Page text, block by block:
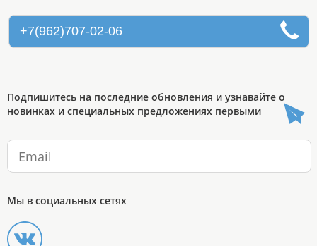
+7(962)707-02-06
Подпишитесь на последние обновления и узнавайте о
новинках и специальных предложениях первыми
Мы в социальных сетях